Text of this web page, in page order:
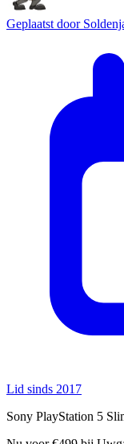
Geplaatst door
Lid sinds 2017
Sony PlayStation 5